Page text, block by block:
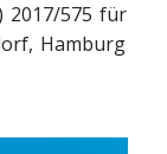
2017/575 für
Hamburg